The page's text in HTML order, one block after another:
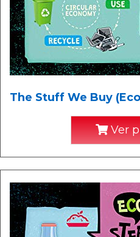
The Stuff We Buy
Ver